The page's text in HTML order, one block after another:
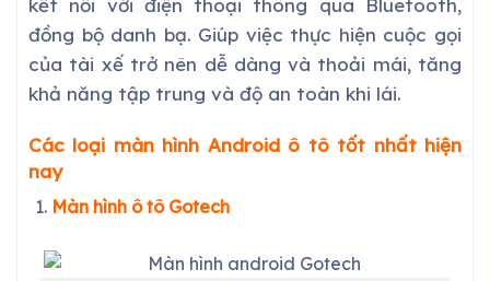
kết nối với điện thoại thông qua Bluetooth,
đồng bộ danh bạ. Giúp việc thực hiện cuộc gọi
của tài xế trở nên dễ dàng và thoải mái, tăng
khả năng tập trung và độ an toàn khi lái.
Các loại màn hình Android ô tô tốt nhất hiện
nay
Màn hình ô tô Gotech